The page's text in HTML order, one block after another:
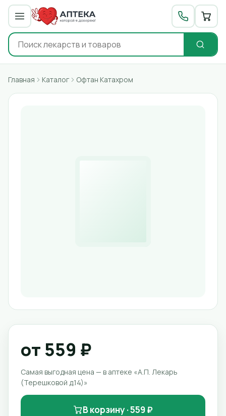
Главная Каталог Офтан Катахром
от 559 ₽
Самая выгодная цена — в аптеке «А.П. Лекарь
(Терешковой д.14)»
В корзину · 559 ₽